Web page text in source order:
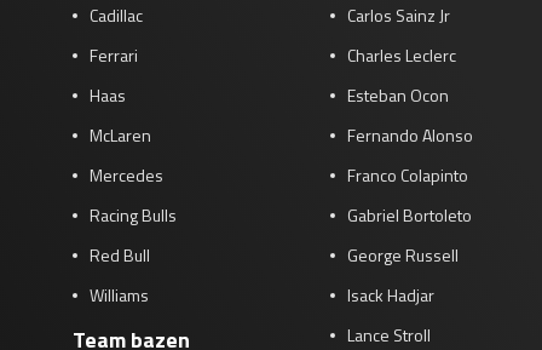
Cadillac
Ferrari
Haas
McLaren
Mercedes
Racing Bulls
Red Bull
Williams
Team bazen
Carlos Sainz Jr
Charles Leclerc
Esteban Ocon
Fernando Alonso
Franco Colapinto
Gabriel Bortoleto
George Russell
Isack Hadjar
Lance Stroll